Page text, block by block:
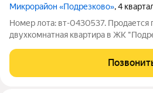
Микрорайон «Подрезково», 4
Номер лота: вт-0430537. Продается
двухкомнатная квартира в ЖК
"распашного" типа с кухней 15 кв.м.
кухни. До МЦД "Подрезково" 10